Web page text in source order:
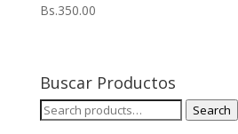
Bs.350.00
Buscar Productos
Search
Search